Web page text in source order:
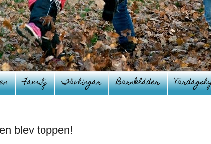
Familj Tävlingar Barnkläder
blev toppen!